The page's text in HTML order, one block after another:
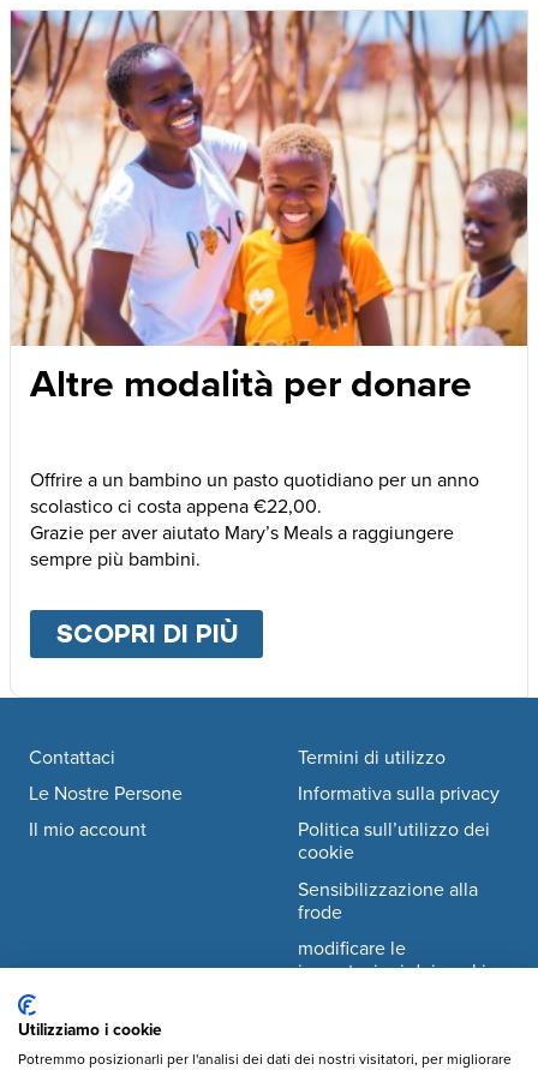
Altre modalità per donare
Offrire a un bambino un pasto quotidiano per un anno
scolastico ci costa appena €22,00.
Grazie per aver aiutato Mary’s Meals a raggiungere
sempre più bambini.
SCOPRI DI PIÙABOUT
Footer navigation
© Mary's Meals Italia ODVcompany information
Contattaci
Le Nostre Persone
Il mio account
Termini di utilizzo
Informativa sulla privacy
Politica sull’utilizzo dei
cookie
Sensibilizzazione alla
frode
modificare le
impostazioni dei cookie
Facebook
Utilizziamo i cookie
Potremmo posizionarli per l'analisi dei dati dei nostri visitatori, per migliorare